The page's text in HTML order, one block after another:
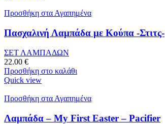
Προσθήκη στα Αγαπημένα
Πασχαλινή Λαμπάδα με Κούπα -Στιτς-
ΣΕΤ ΛΑΜΠΑΔΩΝ
22.00 €
Προσθήκη στο καλάθι
Quick view
Προσθήκη στα Αγαπημένα
Λαμπάδα – My First Easter – Pacifier